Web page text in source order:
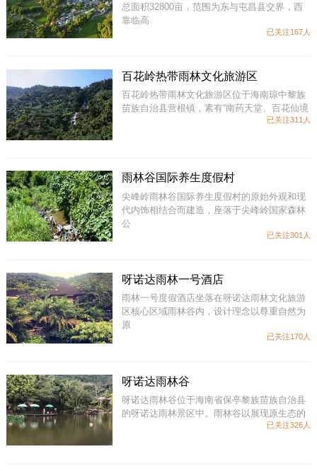
总面积32800亩，范围为东与屯昌县交界，西
靠临高
已关注167人
百花岭热带雨林文化旅游区
百花岭热带雨林文化旅游区位于海南琼中黎族
苗族自治县营根镇，素有“南药天堂、百花仙境
已关注311人
雨林谷国际养生度假村
尖峰岭雨林谷国际养生度假村的原始外观和现
代内饰相结合而建造，座落于尖峰岭国家森林
公
已关注301人
呀诺达雨林一号酒店
雨林一号度假酒店坐落在呀诺达雨林文化旅游
区核心区域雨林谷内，设计理念以尊重自然为
原
已关注170人
呀诺达雨林谷
呀诺达雨林谷位于海南省保亭黎族苗族自治县
的呀诺达雨林景区中。雨林谷以展现原生态的
已关注326人